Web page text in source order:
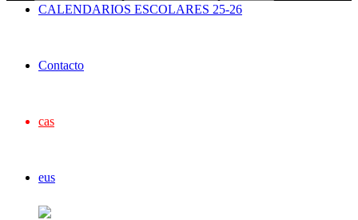
CALENDARIOS ESCOLARES 25-26
Contacto
cas
eus